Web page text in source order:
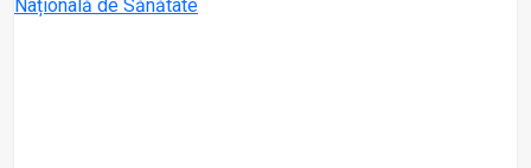
Contractul cadru ar putea fi modificat